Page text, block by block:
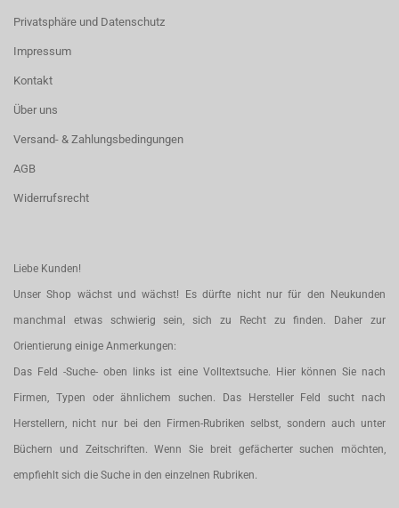
Privatsphäre und Datenschutz
Impressum
Kontakt
Über uns
Versand- & Zahlungsbedingungen
AGB
Widerrufsrecht
Liebe Kunden!
Unser Shop wächst und wächst! Es dürfte nicht nur für den Neukunden
manchmal etwas schwierig sein, sich zu Recht zu finden. Daher zur
Orientierung einige Anmerkungen:
Das Feld -Suche- oben links ist eine Volltextsuche. Hier können Sie nach
Firmen, Typen oder ähnlichem suchen. Das Hersteller Feld sucht nach
Herstellern, nicht nur bei den Firmen-Rubriken selbst, sondern auch unter
Büchern und Zeitschriften. Wenn Sie breit gefächerter suchen möchten,
empfiehlt sich die Suche in den einzelnen Rubriken.